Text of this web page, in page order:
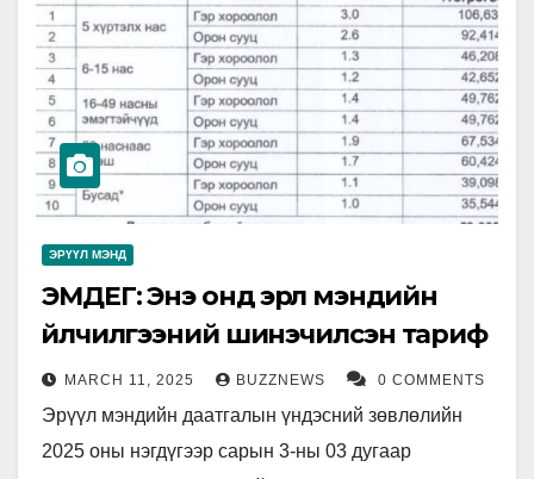
ЭРҮҮЛ МЭНД
ЭМДЕГ: Энэ онд эрүүл мэндийн
үйлчилгээний шинэчилсэн тариф
MARCH 11, 2025 BUZZNEWS 0 COMMENTS
Эрүүл мэндийн даатгалын үндэсний зөвлөлийн
2025 оны нэгдүгээр сарын 3-ны 03 дугаар